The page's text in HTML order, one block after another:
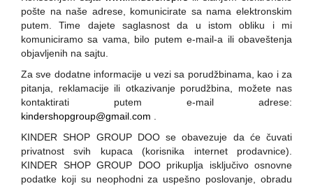
ŽELE
ČOKOLADICE
BISKVITI
KROASANI
GRICKALICE
OSTALI PROIZVODI
pošte na naše adrese, komunicirate sa nama elektronskim
putem. Time dajete saglasnost da u istom obliku i mi
komuniciramo sa vama, bilo putem e-mail-a ili obaveštenja
objavljenih na sajtu.
Za sve dodatne informacije u vezi sa porudžbinama, kao i za
pitanja, reklamacije ili otkazivanje porudžbina, možete nas
kontaktirati putem e-mail adrese:
kindershopgroup@gmail.com
KINDER SHOP GROUP DOO se obavezuje da će čuvati
privatnost svih kupaca (korisnika internet prodavnice).
KINDER SHOP GROUP DOO prikuplja isključivo osnovne
podatke koji su neophodni za uspešno poslovanje, obradu